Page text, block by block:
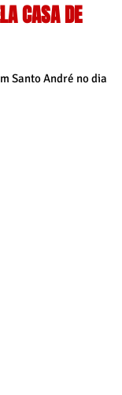
CASA DE
Santo André no dia